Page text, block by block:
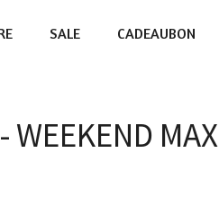
SALE CADEAUBON
MAX